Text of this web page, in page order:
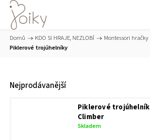
Domů / KDO SI HRAJE, NEZLOBÍ / Montessori hračky
Piklerové trojúhelníky
Nejprodávanější
Piklerové trojúhelník
Climber
Skladem